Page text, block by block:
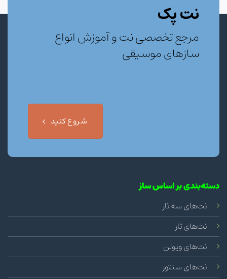
نت پک
مرجع تخصصی نت و آموزش انواع
سازهای موسیقی
شروع کنید
دسته‌بندی بر اساس ساز
نت‌های سه تار
نت‌های تار
نت‌های ویولن
نت‌های سنتور